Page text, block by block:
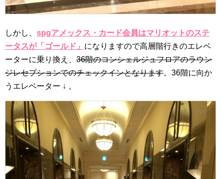
しかし、 spgアメックス・カード会員はマリオットのステ
ータスが「ゴールド」 になりますので高層階行きのエレベ
ーターに乗り換え、 36階のコンシェルジュフロアのラウン
ジレセプションでのチェックインとなります。36階に向か
うエレベーター ↓ 。